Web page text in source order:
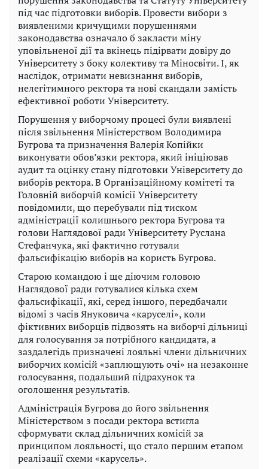
під час підготовки виборів. Провести вибори з
виявленими кричущими порушеннями
законодавства означало б закласти міну
уповільненої дії та вкінець підірвати довіру до
Університету з боку колективу та Міносвіти. І, як
наслідок, отримати невизнання виборів,
нелегітимного ректора та нові скандали замість
ефективної роботи Університету.
Порушення у виборчому процесі були виявлені
після звільнення Міністерством Володимира
Бугрова та призначення Валерія Копійки
виконувати обов’язки ректора, який ініціював
аудит та оцінку стану підготовки Університету до
виборів ректора. В Організаційному комітеті та
Головній виборчій комісії Університету
повідомили, що перебували під тиском
адміністрації колишнього ректора Бугрова та
голови Наглядової ради Університету Руслана
Стефанчука, які фактично готували
фальсифікацію виборів на користь Бугрова.
Старою командою і ще діючим головою
Наглядової ради готувалися кілька схем
фальсифікації, які, серед іншого, передбачали
відомі з часів Януковича «каруселі», коли
фіктивних виборців підвозять на виборчі дільниці
для голосування за потрібного кандидата, а
заздалегідь призначені лояльні члени дільничних
виборчих комісій «заплющують очі» на незаконне
голосування, подальший підрахунок та
оголошення результатів.
Адміністрація Бугрова до його звільнення
Міністерством з посади ректора встигла
сформувати склад дільничних комісій за
принципом лояльності, що стало першим етапом
реалізації схеми «карусель».